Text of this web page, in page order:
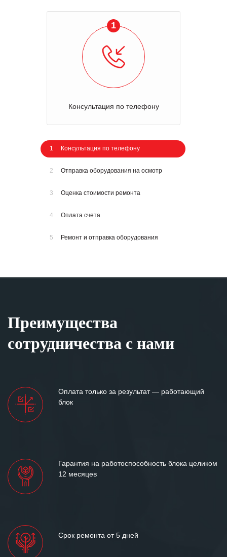
1
Консультация по телефону
1 Консультация по телефону
2 Отправка оборудования на осмотр
3 Оценка стоимости ремонта
4 Оплата счета
5 Ремонт и отправка оборудования
Преимущества
сотрудничества с нами
Оплата только за результат — работающий
блок
Гарантия на работоспособность блока целиком
12 месяцев
Срок ремонта от 5 дней